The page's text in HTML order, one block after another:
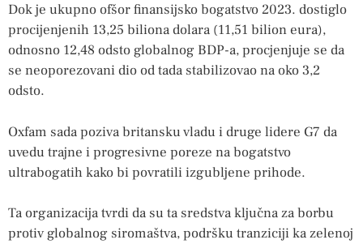
Dok je ukupno ofšor finansijsko bogatstvo 2023. dostiglo
procijenjenih 13,25 biliona dolara (11,51 bilion eura),
odnosno 12,48 odsto globalnog BDP-a, procjenjuje se da
se neoporezovani dio od tada stabilizovao na oko 3,2
odsto.
Oxfam sada poziva britansku vladu i druge lidere G7 da
uvedu trajne i progresivne poreze na bogatstvo
ultrabogatih kako bi povratili izgubljene prihode.
Ta organizacija tvrdi da su ta sredstva ključna za borbu
protiv globalnog siromaštva, podršku tranziciji ka zelenoj